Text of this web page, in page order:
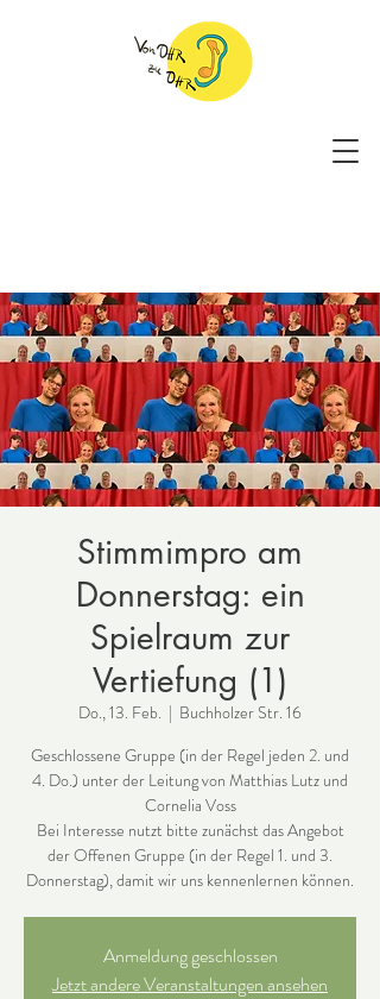
Stimmimpro am
Donnerstag: ein
Spielraum zur
Vertiefung (1)
Do., 13. Feb.
  |
Buchholzer Str. 16
Geschlossene Gruppe (in der Regel jeden 2. und
4. Do.) unter der Leitung von Matthias Lutz und
Cornelia Voss
Bei Interesse nutzt bitte zunächst das Angebot
der Offenen Gruppe (in der Regel 1. und 3.
Donnerstag), damit wir uns kennenlernen können.
Anmeldung geschlossen
Jetzt andere Veranstaltungen ansehen